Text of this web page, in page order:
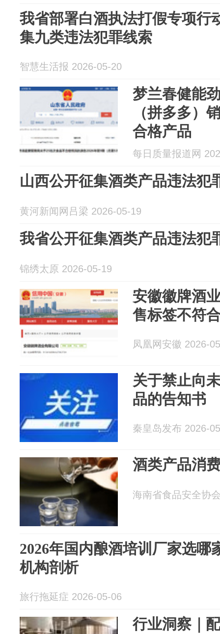
我省部署白酒执法打假专项行
集九类违法犯罪线索
智慧生活报 2026-05-20
梦兰春健能
（拼多多）
合格产品
每日质量报道网
山西公开征集酒类产品违法犯
黄河新闻网吕梁 2026-05-19
我省公开征集酒类产品违法犯
锦绣太原 2026-05-19
安徽徽牌酒
售标签不符
凤凰网安徽 2026-
关于禁止向
品的告知书
秦皇岛发布 2026-
酒类产品消
海南省食品安全协
2026年国内酿酒培训厂家选哪
机构剖析
旅行拖延症 2026-05-06
行业洞察｜